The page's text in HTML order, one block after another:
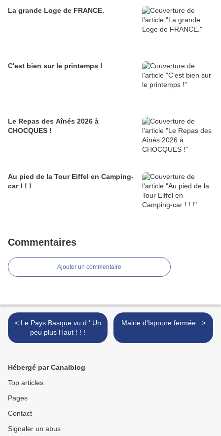
La grande Loge de FRANCE.
C'est bien sur le printemps !
Le Repas des Aînés 2026 à
CHOCQUES !
Au pied de la Tour Eiffel en Camping-
car ! ! !
Commentaires
Ajouter un commentaire
< Le Pays Basque vu d ' Un
peu plus Haut ! ! !
Mairie d'Ispoure fermée . >
Hébergé par Canalblog
Top articles
Pages
Contact
Signaler un abus